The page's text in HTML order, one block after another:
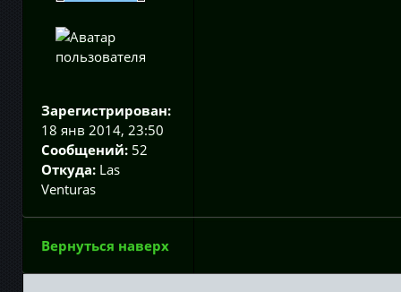
Зарегистрирован:
18 янв 2014, 23:50
Сообщений: 52
Откуда: Las
Venturas
Вернуться наверх